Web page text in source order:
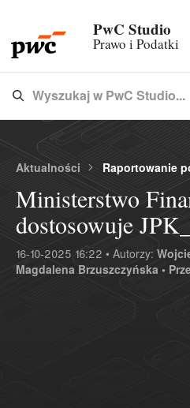
PwC Studio
Prawo i Podatki
Type 3 or more characters for
Wyszukaj w PwC Studio...
Aktualności Raportowanie
Ministerstwo
dostosowuje
16-10-2025 16:22 • Autorzy:
Magdalena Brzuszczyńska •